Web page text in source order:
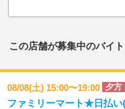
この店舗が募集中のバイト
08/08(土) 15:00〜19:00 夕方
ファミリーマート★日払